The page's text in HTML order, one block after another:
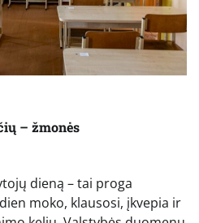
– žmonės
dieną – tai proga
moko, klausosi, įkvepia ir